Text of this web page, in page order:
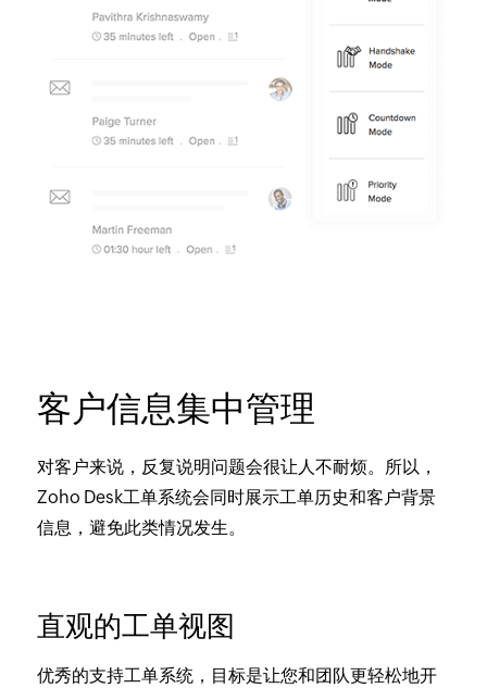
客户信息集中管理
对客户来说，反复说明问题会很让人不耐烦。所以，
Zoho Desk工单系统会同时展示工单历史和客户背景
信息，避免此类情况发生。
直观的工单视图
优秀的支持工单系统，目标是让您和团队更轻松地开